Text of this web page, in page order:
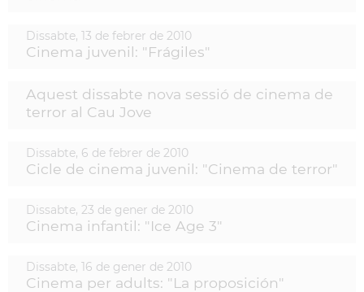
Dissabte, 13 de febrer de 2010
Cinema juvenil: "Frágiles"
Aquest dissabte nova sessió de cinema de
terror al Cau Jove
Dissabte, 6 de febrer de 2010
Cicle de cinema juvenil: "Cinema de terror"
Dissabte, 23 de gener de 2010
Cinema infantil: "Ice Age 3"
Dissabte, 16 de gener de 2010
Cinema per adults: "La proposición"